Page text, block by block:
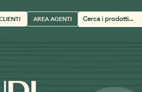
AREA AGENTI
Cerca
prodotti